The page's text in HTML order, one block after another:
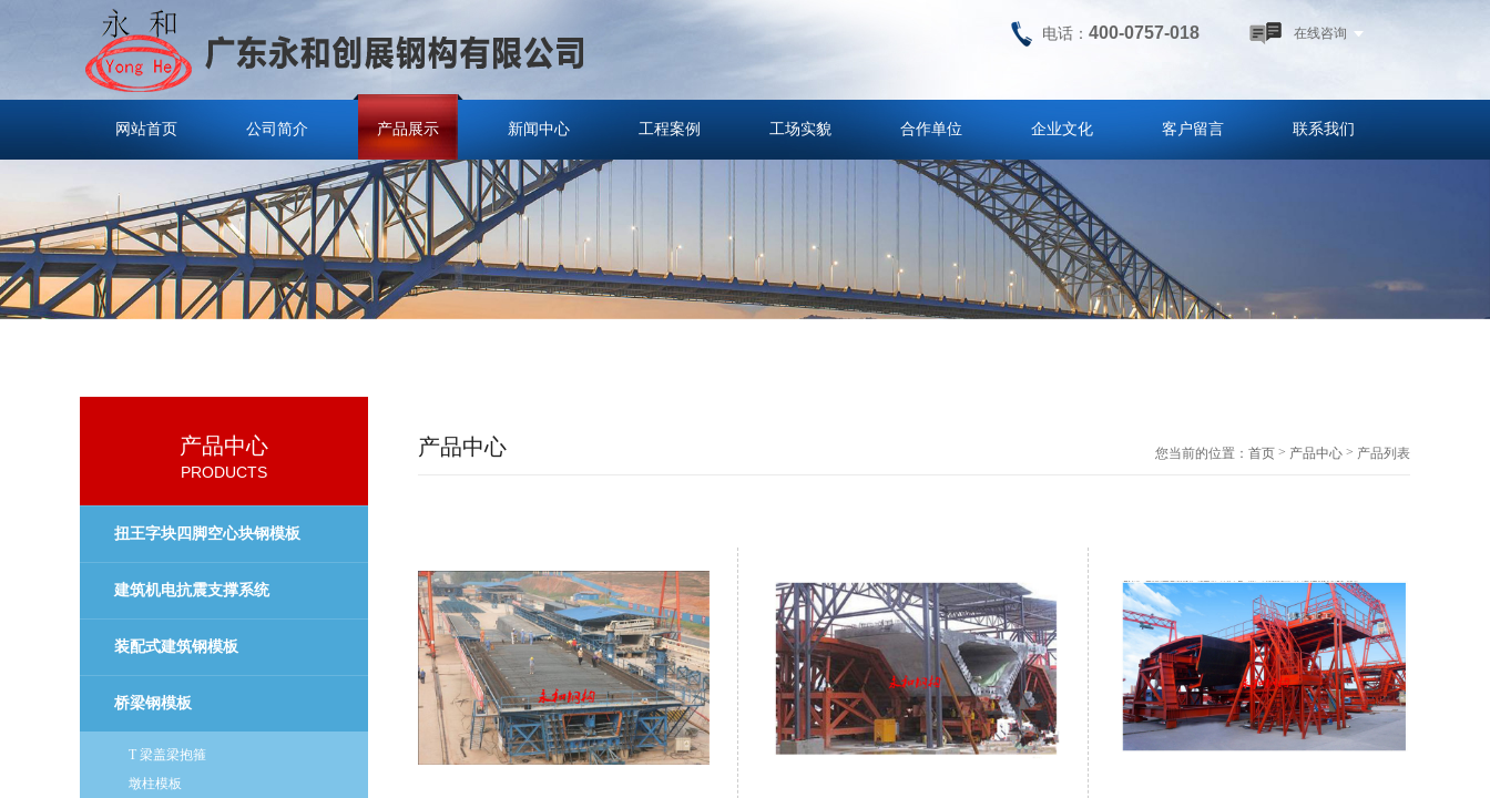
在线咨询
电话： 400-0757-018
网站首页 公司简介 产品展示 新闻中心 工程案例 工场实貌 合作单位 企业文化 客户留言 联系我们
产品中心
PRODUCTS
扭王字块四脚空心块钢模板
建筑机电抗震支撑系统
装配式建筑钢模板
桥梁钢模板
T 梁盖梁抱箍
墩柱模板
产品中心 您当前的位置： 首页 > 产品中心 > 产品列表